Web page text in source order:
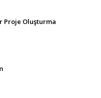
Proje Oluşturma